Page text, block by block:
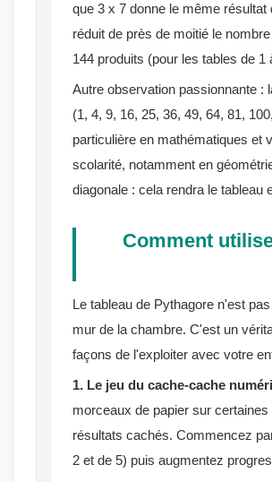
que 3 x 7 donne le même
réduit de près de moitié le
144 produits (pour les tables de
Autre observation passionnante :
(1, 4, 9, 16, 25, 36, 49, 64, 81,
particulière en mathématiques et
scolarité, notamment en
diagonale : cela rendra le tableau
Comment
Le tableau de Pythagore n'est
mur de la chambre. C'est un
façons de l'exploiter avec votre
1. Le jeu du cache-cache
morceaux de papier sur
résultats cachés. Commencez
2 et de 5) puis augmentez